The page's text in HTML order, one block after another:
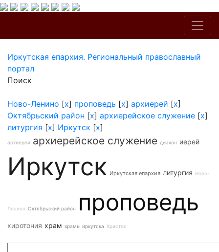
Иркутская епархия. Региональный православный
портал
Поиск
Ново-Ленино [x] проповедь [x] архиерей [x]
Октябрьский район [x] архиерейское служение [x]
литургия [x] Иркутск [x]
архиерей архиерейское служение диакон иерей
Иркутск Иркутская епархия литургия Ново-
Ленино Октябрьский район проповедь
хиротония храм храмы иркутска Христос